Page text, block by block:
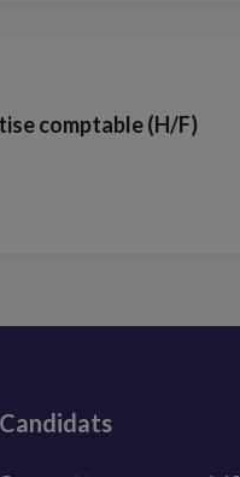
comptable (H/F)
Candidats